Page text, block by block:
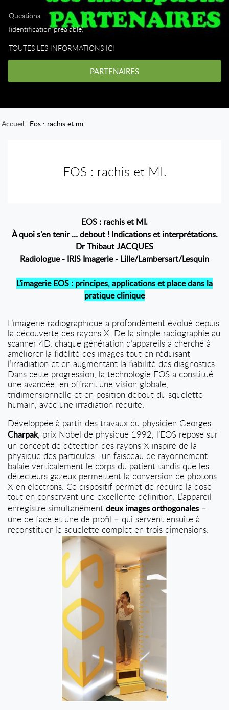
Questions
(identification préalable)
TOUTES LES INFORMATIONS ICI
PARTENAIRES
Accueil Eos : rachis et mi.
EOS : rachis et MI.
EOS : rachis et MI.
À quoi s'en tenir … debout ! Indications et interprétations.
Dr Thibaut JACQUES
Radiologue - IRIS Imagerie - Lille/Lambersart/Lesquin
L’imagerie EOS : principes, applications et place dans la
pratique clinique
L’imagerie radiographique a profondément évolué depuis
la découverte des rayons X. De la simple radiographie au
scanner 4D, chaque génération d’appareils a cherché à
améliorer la fidélité des images tout en réduisant
l’irradiation et en augmentant la fiabilité des diagnostics.
Dans cette progression, la technologie EOS a constitué
une avancée, en offrant une vision globale,
tridimensionnelle et en position debout du squelette
humain, avec une irradiation réduite.
Développée à partir des travaux du physicien Georges
Charpak, prix Nobel de physique 1992, l’EOS repose sur
un concept de détection des rayons X inspiré de la
physique des particules : un faisceau de rayonnement
balaie verticalement le corps du patient tandis que les
détecteurs gazeux permettent la conversion de photons
X en électrons. Ce dispositif permet de réduire la dose
tout en conservant une excellente définition. L’appareil
enregistre simultanément deux images orthogonales –
une de face et une de profil – qui servent ensuite à
reconstituer le squelette complet en trois dimensions.